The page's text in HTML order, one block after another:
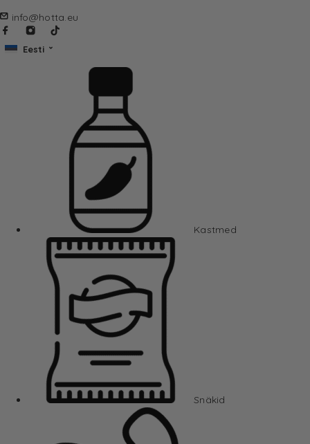
info@hotta.eu
Eesti
Kastmed
Snäkid